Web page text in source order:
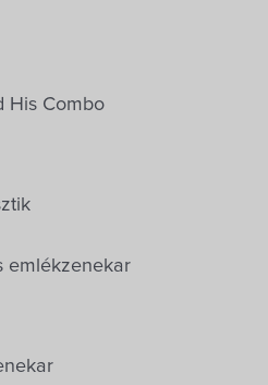
His Combo
emlékzenekar